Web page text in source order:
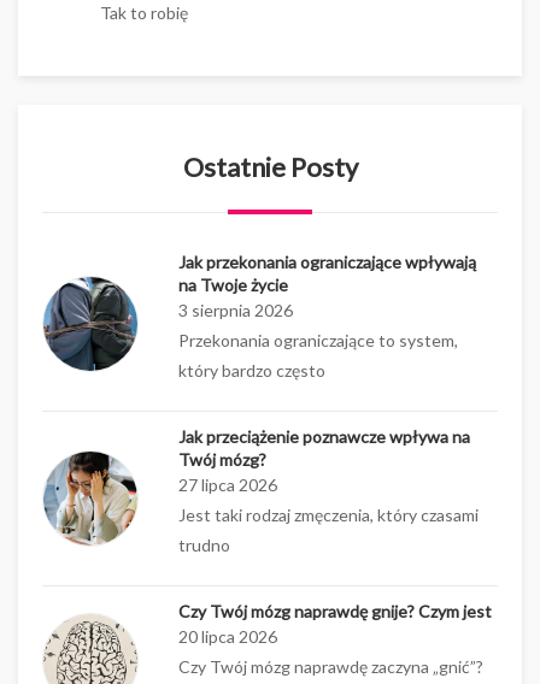
Tak to robię
Ostatnie Posty
Jak przekonania ograniczające wpływają
na Twoje życie
3 sierpnia 2026
Przekonania ograniczające to system,
który bardzo często
Jak przeciążenie poznawcze wpływa na
Twój mózg?
27 lipca 2026
Jest taki rodzaj zmęczenia, który czasami
trudno
Czy Twój mózg naprawdę gnije? Czym jest
20 lipca 2026
Czy Twój mózg naprawdę zaczyna „gnić”?